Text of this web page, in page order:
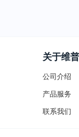
关于维普
公司介绍
产品服务
联系我们